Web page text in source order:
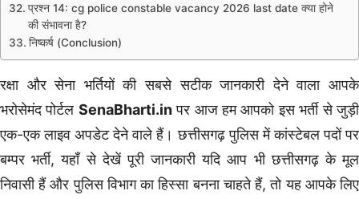
प्रश्न 14: cg police constable vacancy 2026 last date क्या होने
की संभावना है?
निष्कर्ष (Conclusion)
रक्षा और सेना भर्तियों की सबसे सटीक जानकारी देने वाला आपके
भरोसेमंद पोर्टल SenaBharti.inपर आज हम आपको इस भर्ती से जुड़ी
एक-एक लाइव अपडेट देने वाले हैं। छत्तीसगढ़ पुलिस में कांस्टेबल पदों पर
बम्पर भर्ती, यहाँ से देखें पूरी जानकारी यदि आप भी छत्तीसगढ़ के मूल
निवासी हैं और पुलिस विभाग का हिस्सा बनना चाहते हैं, तो यह आपके लिए